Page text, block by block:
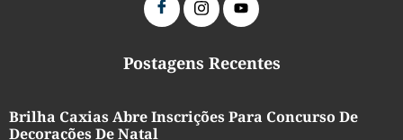
Postagens Recentes
Brilha Caxias Abre Inscrições Para Concurso De
Decorações De Natal